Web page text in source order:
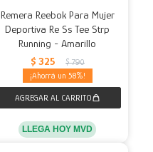
Remera Reebok Para Mujer
Deportiva Re Ss Tee Strp
Running - Amarillo
$ 325 $ 790
58
LLEGA HOY MVD